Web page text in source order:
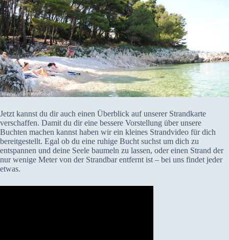
Jetzt kannst du dir auch einen Überblick auf unserer Strandkarte
verschaffen. Damit du dir eine bessere Vorstellung über unsere
Buchten machen kannst haben wir ein kleines Strandvideo für dich
bereitgestellt. Egal ob du eine ruhige Bucht suchst um dich zu
entspannen und deine Seele baumeln zu lassen, oder einen Strand der
nur wenige Meter von der Strandbar entfernt ist – bei uns findet jeder
etwas.